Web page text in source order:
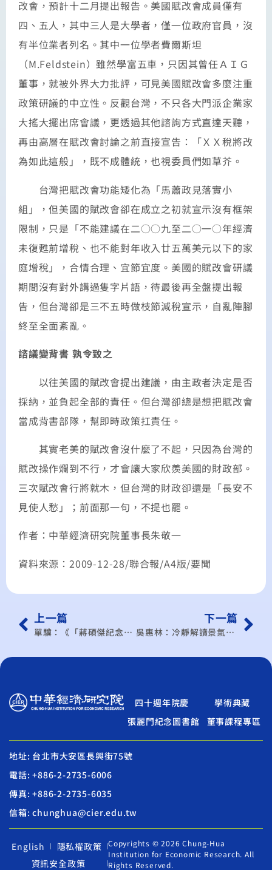
改會，預計十二月提出報告。美國賦改會成員僅有
四、五人，其中三人是大學者，僅一位政府官員，沒
有半位業者列名。其中一位學者費爾斯坦
（M.Feldstein）雖然學富五車，只因其曾任ＡＩＧ
董事，就被外界大力批評，可見美國賦改會多麼注重
政策研議的中立性。反觀台灣，不只各大門派企業家
大搖大擺出席會議，更透過其他諮詢方式直達天聽，
再由高層在賦改會討論之前直接宣告：「ＸＸ稅將改
為如此這般」，既不成體統，也視委員們如草芥。
台灣把賦改會功能矮化為「馬蕭政見落實小
組」，但美國的賦改會卻在成立之初就宣示沒有框架
限制，只是「不能建議在二○○九至二○一○年經濟
未復甦前增稅、也不能對年收入廿五萬美元以下的家
庭增稅」，合情合理、宜節宜度。美國的賦改會研議
期間沒有對外講過隻字片語，待最後再全盤提出報
告，但台灣卻是三不五時做枝節減稅宣示，自亂陣腳
終至全面紊亂。
諮議變背書 孰令致之
以往美國的賦改會提出建議，由主政者決定是否
採納，並負起全部的責任。但台灣卻總是想把賦改會
當成背書部隊，幫即時政策扛責任。
其實老美的賦改會沒什麼了不起，只因為台灣的
賦改操作爛到不行，才會讓大家欣羨美國的財政部。
三次賦改會行將就木，但台灣的財政卻還是「長安不
見使人愁」；前面那一句，不提也罷。
作者：中華經濟研究院董事長朱敬一
資料來源：2009-12-28/聯合報/A4版/要聞
上一篇
單驥：《「蔣碩傑紀念演講會」專題報告》 產業轉型與創新：以台灣服務業發展為例
下一篇
吳惠林：冷靜解讀景氣指標
四十週年院慶
學術典藏
張麗門紀念圖書館
董事課程專區
地址: 台北市大安區長興街75號
電話: +886-2-2735-6006
傳真: +886-2-2735-6035
信箱: chunghua@cier.edu.tw
English
隱私權政策
資訊安全政策
Copyrights © 2026 Chung-Hua
Institution for Economic Research. All
Rights Reserved.